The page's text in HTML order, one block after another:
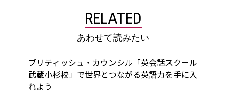
RELATED
あわせて読みたい
ブリティッシュ・カウンシル「英会話スクール
武蔵小杉校」で世界とつながる英語力を手に入
れよう